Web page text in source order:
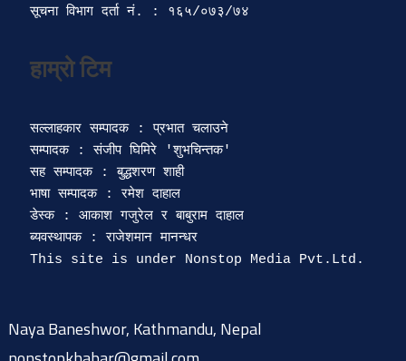
सूचना विभाग दर्ता‍ नं. : १६५/०७३/७४
हाम्रो टिम
सल्लाहकार सम्पादक : प्रभात चलाउने
सम्पादक : संजीप घिमिरे 'शुभचिन्तक'
सह सम्पादक : बुद्धशरण शाही
भाषा सम्पादक : रमेश दाहाल
डेस्क : आकाश गजुरेल र बाबुराम दाहाल
ब्यवस्थापक : राजेशमान मानन्धर
Naya Baneshwor, Kathmandu, Nepal